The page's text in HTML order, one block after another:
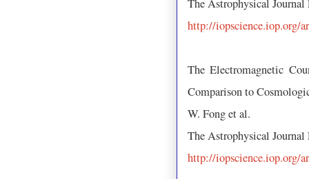
The Astrophysical
http://iopscience.iop.org/
The Electromagnetic
Comparison to
W. Fong et al.
The Astrophysical
http://iopscience.iop.org/